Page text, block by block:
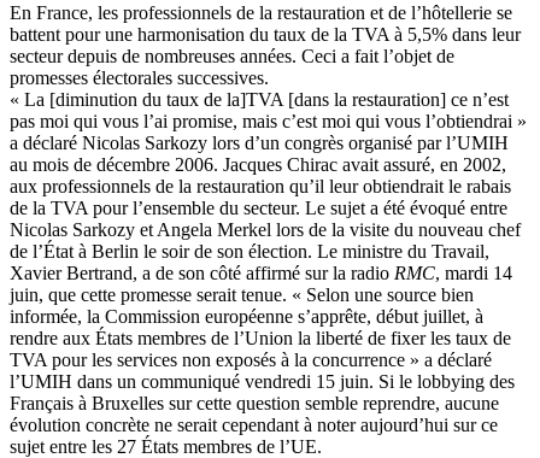
En France, les professionnels de la restauration et de l’hôtellerie se
battent pour une harmonisation du taux de la TVA à 5,5% dans leur
secteur depuis de nombreuses années. Ceci a fait l’objet de
promesses électorales successives.
« La [diminution du taux de la]TVA [dans la restauration] ce n’est
pas moi qui vous l’ai promise, mais c’est moi qui vous l’obtiendrai »
a déclaré Nicolas Sarkozy lors d’un congrès organisé par l’UMIH
au mois de décembre 2006. Jacques Chirac avait assuré, en 2002,
aux professionnels de la restauration qu’il leur obtiendrait le rabais
de la TVA pour l’ensemble du secteur. Le sujet a été évoqué entre
Nicolas Sarkozy et Angela Merkel lors de la visite du nouveau chef
de l’État à Berlin le soir de son élection. Le ministre du Travail,
Xavier Bertrand, a de son côté affirmé sur la radio RMC, mardi 14
juin, que cette promesse serait tenue. « Selon une source bien
informée, la Commission européenne s’apprête, début juillet, à
rendre aux États membres de l’Union la liberté de fixer les taux de
TVA pour les services non exposés à la concurrence » a déclaré
l’UMIH dans un communiqué vendredi 15 juin. Si le lobbying des
Français à Bruxelles sur cette question semble reprendre, aucune
évolution concrète ne serait cependant à noter aujourd’hui sur ce
sujet entre les 27 États membres de l’UE.